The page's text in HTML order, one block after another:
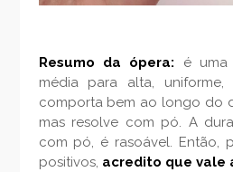
Resumo da ópera: é uma
média para alta,
comporta bem ao longo do
mas resolve com pó. A
com pó, é rasoável. Então,
positivos, acredito que vale